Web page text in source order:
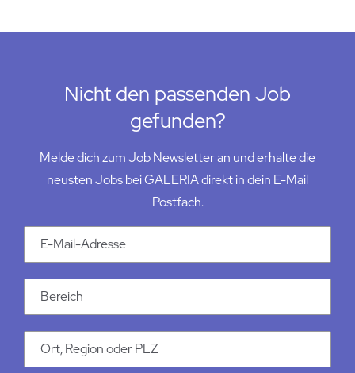
Nicht den passenden Job
gefunden?
Melde dich zum Job Newsletter an und erhalte die
neusten Jobs bei GALERIA direkt in dein E-Mail
Postfach.
Email Addresse
Kategorie
Ort